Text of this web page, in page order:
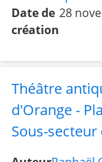
bâtiment
Date de
création
28
Théâtre
d'Orange -
Sous-secteur
portique Nord